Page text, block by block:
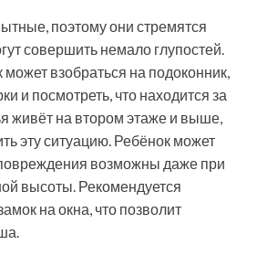
поэтому они стремятся
совершить немало глупостей.
взобраться на подоконник,
и посмотреть, что находится за
живёт на втором этаже и выше,
эту ситуацию. Ребёнок может
возможны даже при
высоты. Рекомендуется
на окна, что позволит